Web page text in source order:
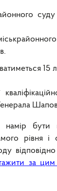
намір бути
рівня і
за